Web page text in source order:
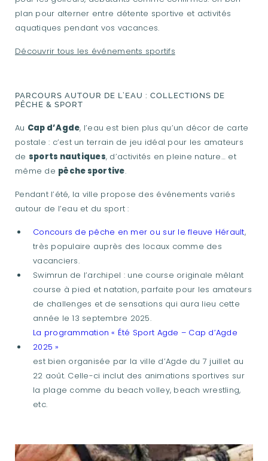
plan pour alterner entre détente sportive et activités
aquatiques pendant vos vacances.
Découvrir tous les événements sportifs
PARCOURS AUTOUR DE L’EAU : COLLECTIONS DE
PÊCHE & SPORT
Au Cap d’Agde, l’eau est bien plus qu’un décor de carte
postale : c’est un terrain de jeu idéal pour les amateurs
de sports nautiques, d’activités en pleine nature… et
même de pêche sportive.
Pendant l’été, la ville propose des événements variés
autour de l’eau et du sport :
Concours de pêche en mer ou sur le fleuve Hérault,
très populaire auprès des locaux comme des
vacanciers.
Swimrun de l’archipel : une course originale mêlant
course à pied et natation, parfaite pour les amateurs
de challenges et de sensations qui aura lieu cette
année le 13 septembre 2025.
La programmation « Été Sport Agde – Cap d’Agde
2025 »
est bien organisée par la ville d’Agde du 7 juillet au
22 août. Celle-ci inclut des animations sportives sur
la plage comme du beach volley, beach wrestling,
etc.